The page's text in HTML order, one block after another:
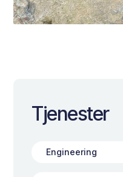
Tjenester
Engineering